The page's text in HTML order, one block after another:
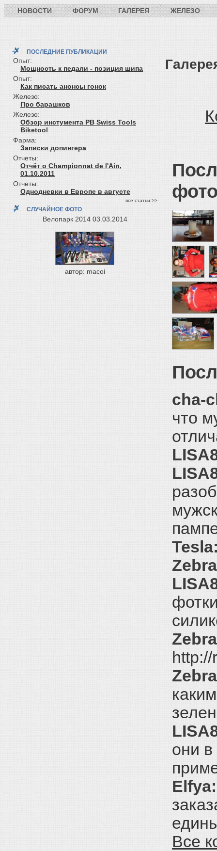
НОВОСТИ ФОРУМ ГАЛЕРЕЯ ЖЕЛЕЗО
ПОСЛЕДНИЕ ПУБЛИКАЦИИ
Опыт:
Мощность к педали - позиция шипа
Опыт:
Как писать анонсы гонок
Железо:
Про барашков
Железо:
Обзор инстумента PB Swiss Tools
Biketool
Фарма:
Записки допингера
Отчеты:
Отчёт о Championnat de l'Ain,
01.10.2011
Отчеты:
Однодневки в Европе в августе
все статьи >>
СЛУЧАЙНОЕ ФОТО
Велопарк 2014 03.03.2014
автор: macoi
cha-
что
они
Elfya:
Все